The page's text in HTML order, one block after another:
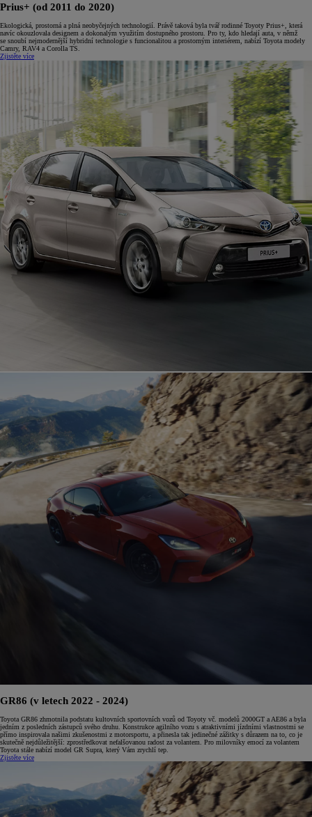
Prius+ (od 2011 do 2020)
Ekologická, prostorná a plná neobyčejných technologií. Právě taková byla tvář rodinné Toyoty Prius+, která
navíc okouzlovala designem a dokonalým využitím dostupného prostoru. Pro ty, kdo hledají auta, v němž
se snoubí nejmodernější hybridní technologie s funcionalitou a prostorným interiérem, nabízí Toyota modely
Camry, RAV4 a Corolla TS.
Zjistěte více
GR86 (v letech 2022 - 2024)
Toyota GR86 zhmotnila podstatu kultovních sportovních vozů od Toyoty vč. modelů 2000GT a AE86 a byla
jedním z posledních zástupců svého druhu. Konstrukce agilního vozu s atraktivními jízdními vlastnostmi se
přímo inspirovala našimi zkušenostmi z motorsportu, a přinesla tak jedinečné zážitky s důrazem na to, co je
skutečně nejdůležitější: zprostředkovat nefalšovanou radost za volantem. Pro milovníky emocí za volantem
Toyota stále nabízí model GR Supra, který Vám zrychlí tep.
Zjistěte více